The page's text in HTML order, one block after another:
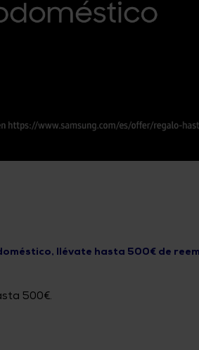
usuarios
de
dispositivos
arrastrar.
llévate hasta 500€ de
500€.